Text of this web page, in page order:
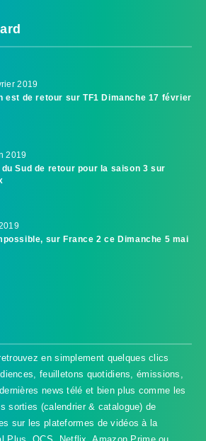
2019
est de retour sur TF1 Dimanche 17 février
2019
du Sud de retour pour la saison 3 sur
sur France 2 ce Dimanche 5 mai
en simplement quelques clics
feuilletons quotidiens, émissions,
news télé et bien plus comme les
sorties (calendrier & catalogue) de
sur les plateformes de vidéos à la